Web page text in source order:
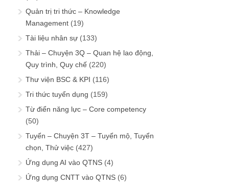
Quản trị tri thức – Knowledge
Management (19)
Tài liệu nhân sự (133)
Thải – Chuyện 3Q – Quan hệ lao động,
Quy trình, Quy chế (220)
Thư viện BSC & KPI (116)
Tri thức tuyển dụng (159)
Từ điển năng lực – Core competency
(50)
Tuyển – Chuyện 3T – Tuyển mộ, Tuyển
chọn, Thử việc (427)
Ứng dụng AI vào QTNS (4)
Ứng dụng CNTT vào QTNS (6)